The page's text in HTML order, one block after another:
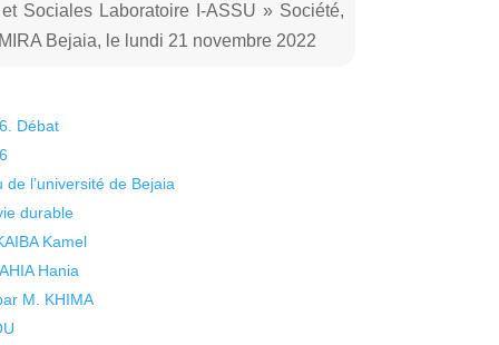
Sociales Laboratoire I-ASSU » Société,
Bejaia, le lundi 21 novembre 2022
Débat
l’université de Bejaia
durable
Kamel
Hania
M. KHIMA